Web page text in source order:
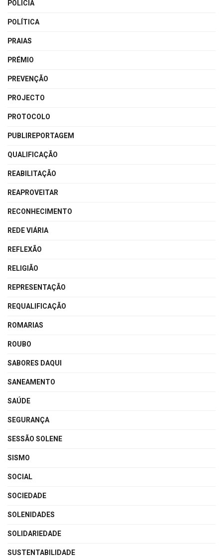
POLÍCIA
POLÍTICA
PRAIAS
PRÉMIO
PREVENÇÃO
PROJECTO
PROTOCOLO
PUBLIREPORTAGEM
QUALIFICAÇÃO
REABILITAÇÃO
REAPROVEITAR
RECONHECIMENTO
REDE VIÁRIA
REFLEXÃO
RELIGIÃO
REPRESENTAÇÃO
REQUALIFICAÇÃO
ROMARIAS
ROUBO
SABORES DAQUI
SANEAMENTO
SAÚDE
SEGURANÇA
SESSÃO SOLENE
SISMO
SOCIAL
SOCIEDADE
SOLENIDADES
SOLIDARIEDADE
SUSTENTABILIDADE